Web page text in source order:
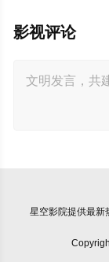
影视评论
星空影院提供最新